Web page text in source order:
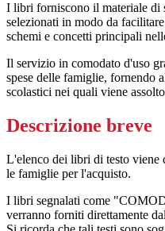
I libri forniscono il materiale di
selezionati in modo da
schemi e concetti principali
Il servizio in comodato d'uso
spese delle famiglie, fornendo
scolastici nei quali viene
Descrizione breve
L'elenco dei libri di testo viene
le famiglie per l'acquisto.
I libri segnalati come
verranno forniti direttamente